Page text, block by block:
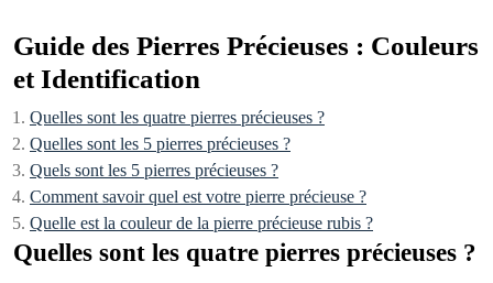
Guide des Pierres Précieuses : Couleurs
et Identification
Quelles sont les quatre pierres précieuses ?
Quelles sont les 5 pierres précieuses ?
Quels sont les 5 pierres précieuses ?
Comment savoir quel est votre pierre précieuse ?
Quelle est la couleur de la pierre précieuse rubis ?
Quelles sont les quatre pierres précieuses ?